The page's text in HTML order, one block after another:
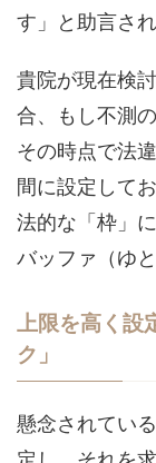
す」と助言さ
貴院が現在検
合、もし不測
その時点で法
間に設定して
法的な「枠」
バッファ（ゆ
上限を高く設
ク」
懸念されてい
定し、それを